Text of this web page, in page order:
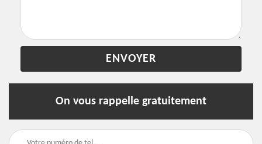
On vous rappelle gratuitement